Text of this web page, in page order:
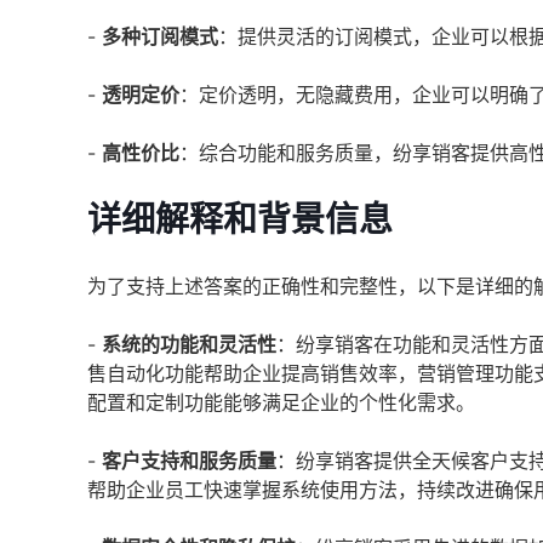
- 多种订阅模式：提供灵活的订阅模式，企业可以根
- 透明定价：定价透明，无隐藏费用，企业可以明确
- 高性价比：综合功能和服务质量，纷享销客提供高
详细解释和背景信息
为了支持上述答案的正确性和完整性，以下是详细的
- 系统的功能和灵活性：纷享销客在功能和灵活性方
售自动化功能帮助企业提高销售效率，营销管理功
配置和定制功能能够满足企业的个性化需求。
- 客户支持和服务质量：纷享销客提供全天候客户支
帮助企业员工快速掌握系统使用方法，持续改进确